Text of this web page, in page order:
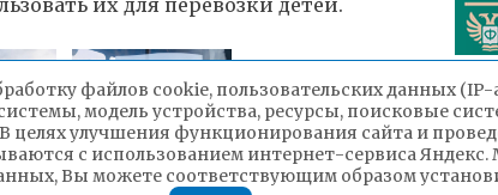
их для перевозки детей.
файлов cookie, пользовательских данных
модель устройства, ресурсы, поисковые
целях улучшения функционирования сайта и
с использованием интернет-сервиса Яндекс.
Вы можете соответствующим образом